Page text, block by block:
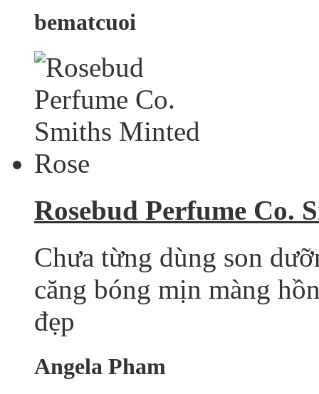
bematcuoi
Rosebud Perfume Co.
Chưa từng dùng son
căng bóng mịn màng
đẹp
Angela Pham